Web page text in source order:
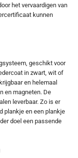
het vervaardigen van
kunnen
geschikt voor
in zwart, wit of
en helemaal
en magneten. De
leverbaar. Zo is er
plankje en een plankje
doel een passende